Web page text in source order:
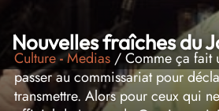
Nouvelles fraîches du
Culture-Medias / Comme ça fait
passer au commissariat pour
transmettre. Alors pour ceux qui